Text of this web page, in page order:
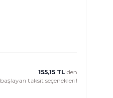
155,15 TL'den
başlayan taksit seçenekleri!